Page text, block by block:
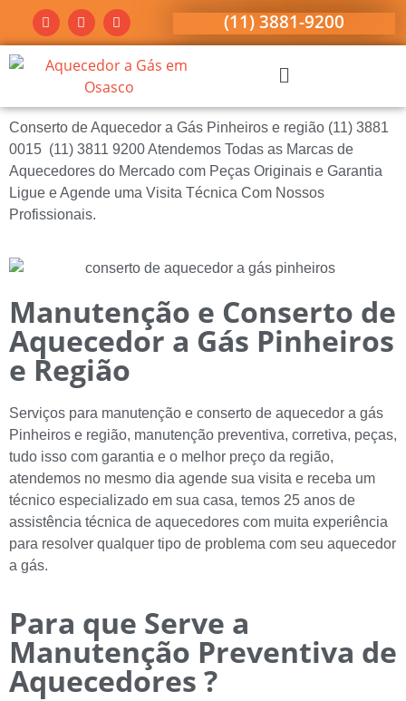
(11) 3881-9200
Conserto de Aquecedor a Gás Pinheiros e região (11) 3881
0015 (11) 3811 9200 Atendemos Todas as Marcas de
Aquecedores do Mercado com Peças Originais e Garantia
Ligue e Agende uma Visita Técnica Com Nossos
Profissionais.
Manutenção e Conserto de
Aquecedor a Gás Pinheiros
e Região
Serviços para manutenção e conserto de aquecedor a gás
Pinheiros e região, manutenção preventiva, corretiva, peças,
tudo isso com garantia e o melhor preço da região,
atendemos no mesmo dia agende sua visita e receba um
técnico especializado em sua casa, temos 25 anos de
assistência técnica de aquecedores com muita experiência
para resolver qualquer tipo de problema com seu aquecedor
a gás.
Para que Serve a
Manutenção Preventiva de
Aquecedores ?